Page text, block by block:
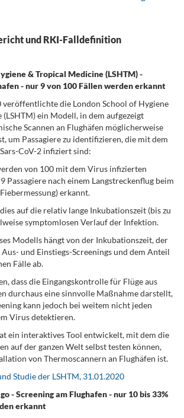
und RKI-Falldefinition
& Tropical Medicine (LSHTM) -
- nur 9 von 100 Fällen werden erkannt
veröffentlichte die London School of Hygiene
ein Modell, in dem aufgezeigt
Scannen an Flughäfen möglicherweise
um Passagiere zu identifizieren, die mit dem
CoV-2 infiziert sind:
von 100 mit dem Virus infizierten
Passagiere nach einem Langstreckenflug beim
erkannt.
auf die relativ lange Inkubationszeit (bis zu
symptomlosen Verlauf der Infektion.
Modells hängt von der Inkubationszeit, der
und Einstiegs-Screenings und dem Anteil
Fälle ab.
dass die Eingangskontrolle für Flüge aus
durchaus eine sinnvolle Maßnahme darstellt,
kann jedoch bei weitem nicht jeden
Virus detektieren.
ein interaktives Tool entwickelt, mit dem die
auf der ganzen Welt selbst testen können,
von Thermoscannern an Flughäfen ist.
Studie der LSHTM, 31.01.2020
- Screening am Flughafen - nur 10 bis 33%
erkannt